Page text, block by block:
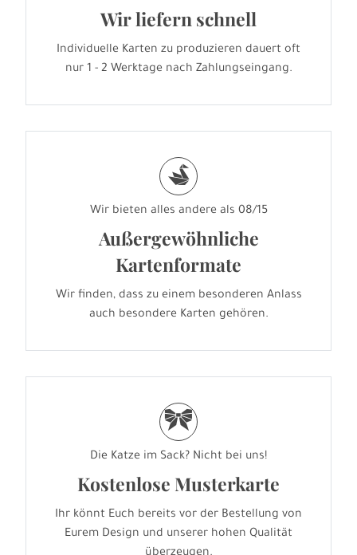
Wir liefern schnell
Individuelle Karten zu produzieren dauert oft
nur 1 - 2 Werktage nach Zahlungseingang.
s
Wir bieten alles andere als 08/15
Außergewöhnliche
Kartenformate
Wir finden, dass zu einem besonderen Anlass
auch besondere Karten gehören.
r
Die Katze im Sack? Nicht bei uns!
Kostenlose Musterkarte
Ihr könnt Euch bereits vor der Bestellung von
Eurem Design und unserer hohen Qualität